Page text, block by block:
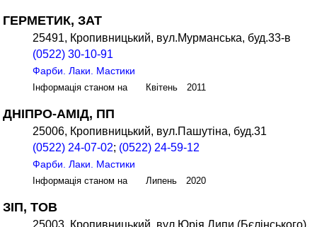
ГЕРМЕТИК, ЗАТ
25491, Кропивницький, вул.Мурманська, буд.33-в
(0522) 30-10-91
Фарби. Лаки. Мастики
Інформація станом на Квітень 2011
ДНІПРО-АМІД, ПП
25006, Кропивницький, вул.Пашутіна, буд.31
(0522) 24-07-02; (0522) 24-59-12
Фарби. Лаки. Мастики
Інформація станом на Липень 2020
ЗІП, ТОВ